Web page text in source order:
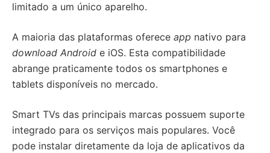
limitado a um único aparelho.
A maioria das plataformas oferece app nativo para
download Android e iOS. Esta compatibilidade
abrange praticamente todos os smartphones e
tablets disponíveis no mercado.
Smart TVs das principais marcas possuem suporte
integrado para os serviços mais populares. Você
pode instalar diretamente da loja de aplicativos da